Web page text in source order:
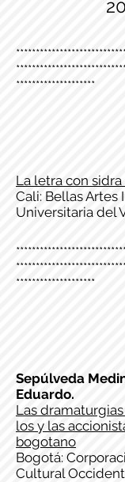
********************
La letra con sidra
Cali: Bellas Artes
Universitaria del
********************
Sepúlveda
Eduardo.
Las
los y las
bogotano
Bogotá:
Cultural